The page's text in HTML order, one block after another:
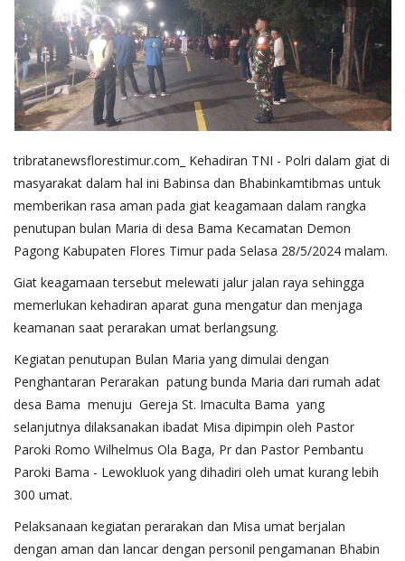
tribratanewsflorestimur.com_ Kehadiran TNI - Polri dalam giat di
masyarakat dalam hal ini Babinsa dan Bhabinkamtibmas untuk
memberikan rasa aman pada giat keagamaan dalam rangka
penutupan bulan Maria di desa Bama Kecamatan Demon
Pagong Kabupaten Flores Timur pada Selasa 28/5/2024 malam.
Giat keagamaan tersebut melewati jalur jalan raya sehingga
memerlukan kehadiran aparat guna mengatur dan menjaga
keamanan saat perarakan umat berlangsung.
Kegiatan penutupan Bulan Maria yang dimulai dengan
Penghantaran Perarakan patung bunda Maria dari rumah adat
desa Bama menuju Gereja St. Imaculta Bama yang
selanjutnya dilaksanakan ibadat Misa dipimpin oleh Pastor
Paroki Romo Wilhelmus Ola Baga, Pr dan Pastor Pembantu
Paroki Bama - Lewokluok yang dihadiri oleh umat kurang lebih
300 umat.
Pelaksanaan kegiatan perarakan dan Misa umat berjalan
dengan aman dan lancar dengan personil pengamanan Bhabin